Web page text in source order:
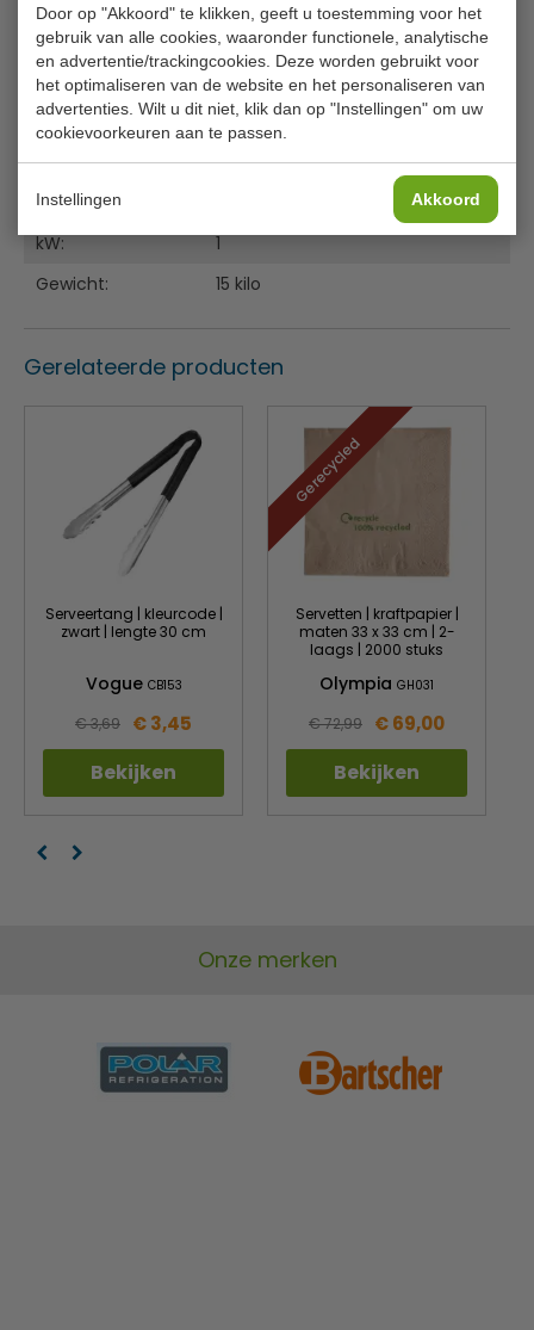
Door op "Akkoord" te klikken, geeft u toestemming voor het
gebruik van alle cookies, waaronder functionele, analytische
en advertentie/trackingcookies. Deze worden gebruikt voor
het optimaliseren van de website en het personaliseren van
advertenties. Wilt u dit niet, klik dan op "Instellingen" om uw
cookievoorkeuren aan te passen.
Instellingen Akkoord
Model:
HotShop
Nummer:
05-70034
Maten:
606 x 446 x 452/596 mm
Temperatuur:
+35 oC tot +70 oC
Volt.:
kW:
1
Gewicht:
15 kilo
Gerelateerde producten
Serveertang | kleurcode |
zwart | lengte 30 cm
Vogue CB153
€ 3,69 € 3,45
Bekijken
Gerecycled
Servetten | kraftpapier |
maten 33 x 33 cm | 2-
laags | 2000 stuks
Olympia GH031
€ 72,99 € 69,00
Bekijken
Onze merken